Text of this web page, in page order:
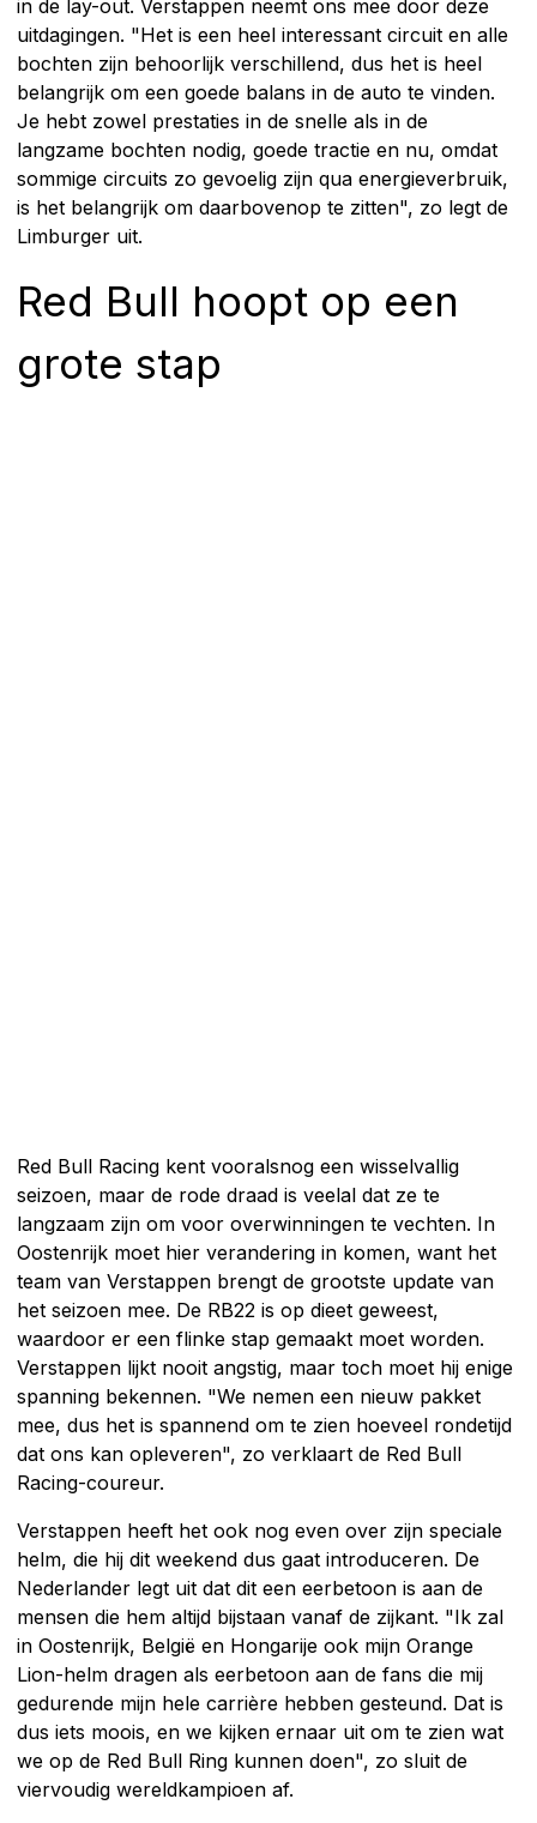
in de lay-out. Verstappen neemt ons mee door deze
uitdagingen. "Het is een heel interessant circuit en alle
bochten zijn behoorlijk verschillend, dus het is heel
belangrijk om een goede balans in de auto te vinden.
Je hebt zowel prestaties in de snelle als in de
langzame bochten nodig, goede tractie en nu, omdat
sommige circuits zo gevoelig zijn qua energieverbruik,
is het belangrijk om daarbovenop te zitten", zo legt de
Limburger uit.
Red Bull hoopt op een
grote stap
Red Bull Racing kent vooralsnog een wisselvallig
seizoen, maar de rode draad is veelal dat ze te
langzaam zijn om voor overwinningen te vechten. In
Oostenrijk moet hier verandering in komen, want het
team van Verstappen brengt de grootste update van
het seizoen mee. De RB22 is op dieet geweest,
waardoor er een flinke stap gemaakt moet worden.
Verstappen lijkt nooit angstig, maar toch moet hij enige
spanning bekennen. "We nemen een nieuw pakket
mee, dus het is spannend om te zien hoeveel rondetijd
dat ons kan opleveren", zo verklaart de Red Bull
Racing-coureur.
Verstappen heeft het ook nog even over zijn speciale
helm, die hij dit weekend dus gaat introduceren. De
Nederlander legt uit dat dit een eerbetoon is aan de
mensen die hem altijd bijstaan vanaf de zijkant. "Ik zal
in Oostenrijk, België en Hongarije ook mijn Orange
Lion-helm dragen als eerbetoon aan de fans die mij
gedurende mijn hele carrière hebben gesteund. Dat is
dus iets moois, en we kijken ernaar uit om te zien wat
we op de Red Bull Ring kunnen doen", zo sluit de
viervoudig wereldkampioen af.